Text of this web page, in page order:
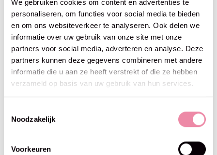
We gebruiken cookies om content en advertenties te
personaliseren, om functies voor social media te bieden
en om ons websiteverkeer te analyseren. Ook delen we
informatie over uw gebruik van onze site met onze
partners voor social media, adverteren en analyse. Deze
partners kunnen deze gegevens combineren met andere
informatie die u aan ze heeft verstrekt of die ze hebben
verzameld op basis van uw gebruik van hun services.
Noodzakelijk
Voorkeuren
GoHandmade GoHandmade